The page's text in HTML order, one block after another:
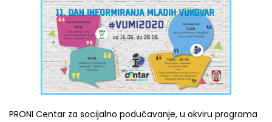
PRONI Centar za socijalno podučavanje, u okviru programa